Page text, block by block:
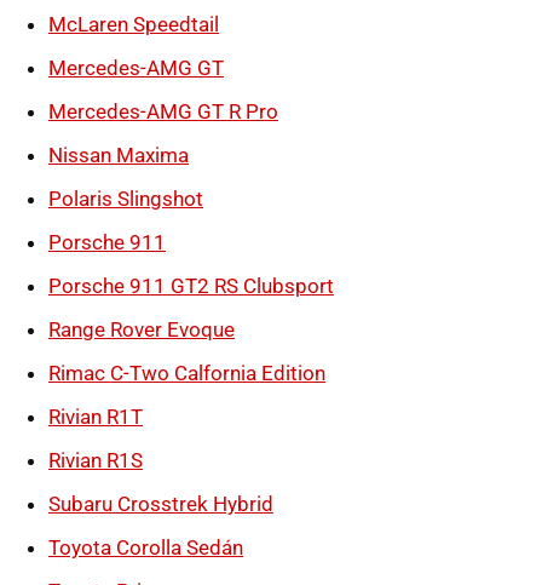
McLaren Speedtail
Mercedes-AMG GT
Mercedes-AMG GT R Pro
Nissan Maxima
Polaris Slingshot
Porsche 911
Porsche 911 GT2 RS Clubsport
Range Rover Evoque
Rimac C-Two Calfornia Edition
Rivian R1T
Rivian R1S
Subaru Crosstrek Hybrid
Toyota Corolla Sedán